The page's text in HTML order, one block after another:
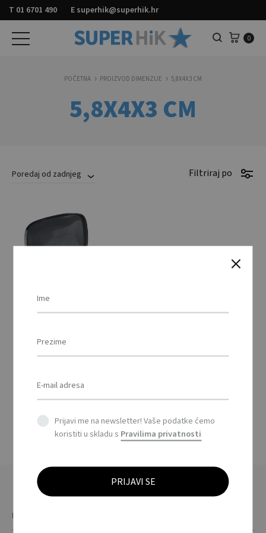
T 01 6701 490 E superhik@superhik.hr
Pretraga 0
5,8X4X3 CM
POČETNA PROIZVOD DIMENZIJE 5,8X4X3 CM
Poredaj od zadnjeg Filtriraj po
s kućištem za punjenje
Prijavi me na newsletter! Vaše podatke ćemo
koristiti u skladu s Pravilima privatnosti